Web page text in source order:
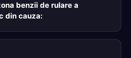
benzii de rulare a
din cauza: